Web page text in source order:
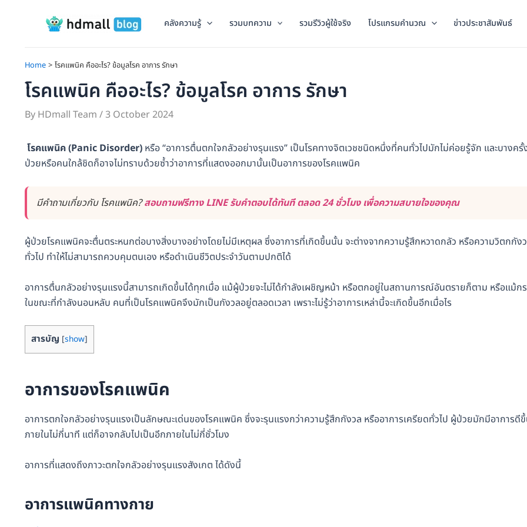
คลังความรู้ รวมบทความ รวมรีวิวผู้ใช้จริง โปรแกรมคำนวณ ข่าวประชาสัมพันธ์
Home โรคแพนิค คืออะไร? ข้อมูลโรค อาการ รักษา
โรคแพนิค คืออะไร? ข้อมูลโรค อาการ รักษา
By HDmall Team /3 October 2024
โรคแพนิค (Panic Disorder) หรือ “อาการตื่นตกใจกลัวอย่างรุนแรง” เป็นโรคทางจิตเวชชนิดหนึ่งที่คนทั่วไปมักไม่ค่อยรู้จัก และบางครั้
ป่วยหรือคนใกล้ชิดก็อาจไม่ทราบด้วยซ้ำว่าอาการที่แสดงออกมานั้นเป็นอาการของโรคแพนิค
มีคำถามเกี่ยวกับ โรคแพนิค?สอบถามฟรีทาง LINE รับคำตอบได้ทันที ตลอด 24 ชั่วโมง เพื่อความสบายใจของคุณ
ผู้ป่วยโรคแพนิคจะตื่นตระหนกต่อบางสิ่งบางอย่างโดยไม่มีเหตุผล ซึ่งอาการที่เกิดขึ้นนั้น จะต่างจากความรู้สึกหวาดกลัว หรือความวิตกกัง
ทั่วไป ทำให้ไม่สามารถควบคุมตนเอง หรือดำเนินชีวิตประจำวันตามปกติได้
อาการตื่นกลัวอย่างรุนแรงนี้สามารถเกิดขึ้นได้ทุกเมื่อ แม้ผู้ป่วยจะไม่ได้กำลังเผชิญหน้า หรือตกอยู่ในสถานการณ์อันตรายก็ตาม หรือแม้ก
ในขณะที่กำลังนอนหลับ คนที่เป็นโรคแพนิคจึงมักเป็นกังวลอยู่ตลอดเวลา เพราะไม่รู้ว่าอาการเหล่านี้จะเกิดขึ้นอีกเมื่อไร
สารบัญ [show]
อาการของโรคแพนิค
อาการตกใจกลัวอย่างรุนแรงเป็นลักษณะเด่นของโรคแพนิค ซึ่งจะรุนแรงกว่าความรู้สึกกังวล หรืออาการเครียดทั่วไป ผู้ป่วยมักมีอาการดี
ภายในไม่กี่นาที แต่ก็อาจกลับไปเป็นอีกภายในไม่กี่ชั่วโมง
อาการที่แสดงถึงภาวะตกใจกลัวอย่างรุนแรงสังเกต ได้ดังนี้
อาการแพนิคทางกาย